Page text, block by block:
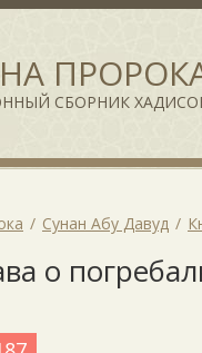
СБОРНИК
Сунан Абу Давуд
о